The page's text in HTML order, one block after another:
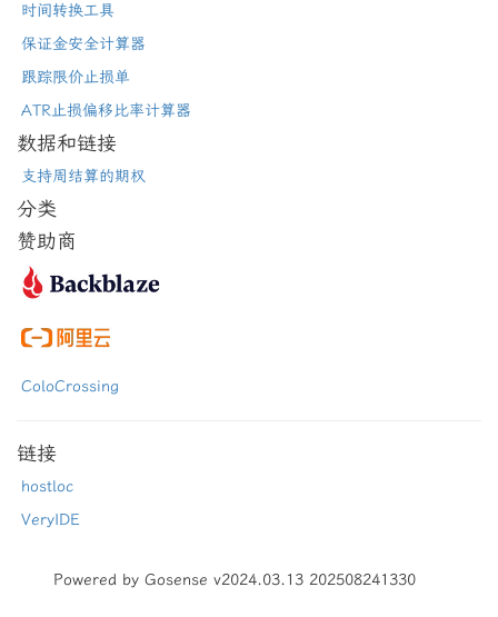
时间转换工具
保证金安全计算器
跟踪限价止损单
ATR止损偏移比率计算器
数据和链接
支持周结算的期权
分类
赞助商
ColoCrossing
链接
hostloc
VeryIDE
Powered by Gosense v2024.03.13 202508241330